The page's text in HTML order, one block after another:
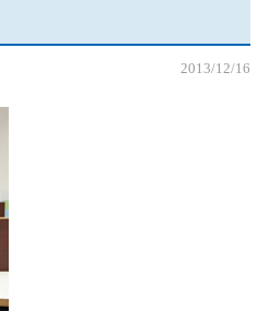
2013/12/16